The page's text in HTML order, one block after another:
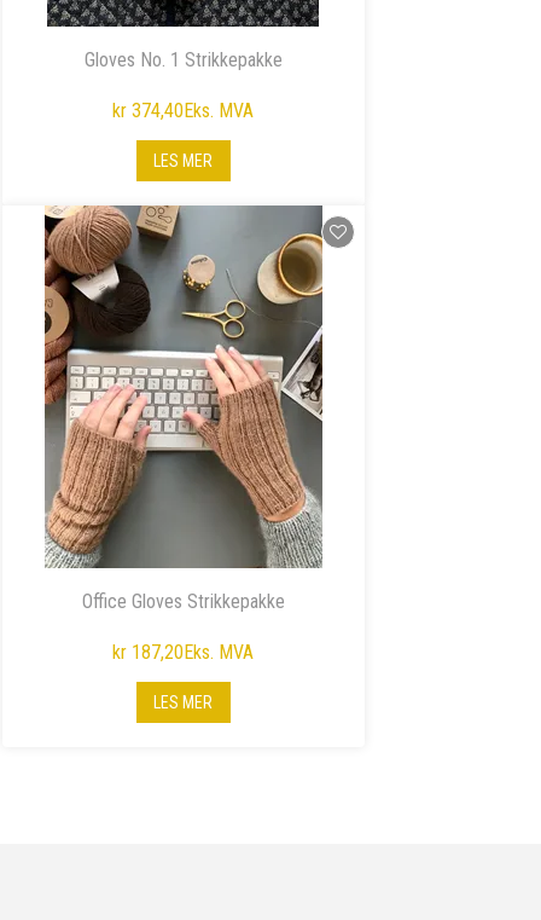
Gloves No. 1 Strikkepakke
kr 374,40Eks. MVA
LES MER
Office Gloves Strikkepakke
kr 187,20Eks. MVA
LES MER